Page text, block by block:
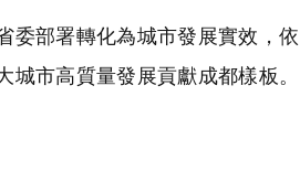
委部署轉化為城市發展實效，依
市高質量發展貢獻成都樣板。